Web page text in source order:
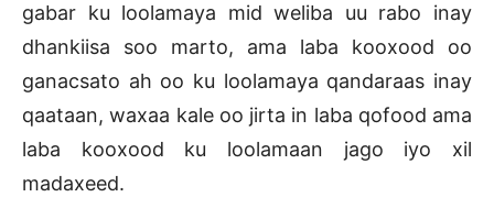
gabar ku loolamaya mid weliba uu rabo inay
dhankiisa soo marto, ama laba kooxood oo
ganacsato ah oo ku loolamaya qandaraas inay
qaataan, waxaa kale oo jirta in laba qofood ama
laba kooxood ku loolamaan jago iyo xil
madaxeed.